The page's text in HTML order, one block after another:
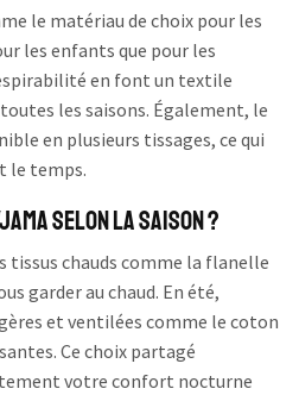
le matériau de choix pour les
les enfants que pour les
en font un textile
les saisons. Également, le
en plusieurs tissages, ce qui
le temps.
selon la saison ?
tissus chauds comme la flanelle
garder au chaud. En été,
et ventilées comme le coton
Ce choix partagé
votre confort nocturne